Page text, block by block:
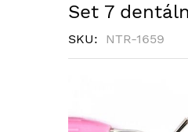
Set 7
SKU NTR-1659
koniec